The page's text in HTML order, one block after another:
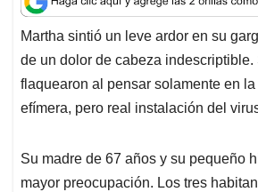
t
s
A
p
p
e
b
o
o
k
k
e
d
I
n
i
l
e
a
d
s
Martha sintió un leve ardor en su
de un dolor de cabeza indescriptible.
flaquearon al pensar solamente en
efímera, pero real instalación del
Su madre de 67 años y su pequeño
mayor preocupación. Los tres